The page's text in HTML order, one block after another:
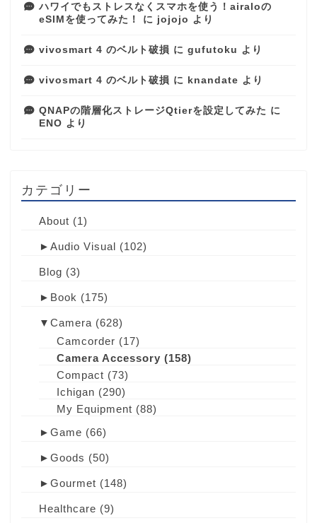
ハワイでもストレスなくスマホを使う！airaloの
eSIMを使ってみた！
に jojojo より
vivosmart 4 のベルト破損 に gufutoku より
vivosmart 4 のベルト破損 に knandate より
QNAPの階層化ストレージQtierを設定してみた に
ENO より
カテゴリー
About (1)
► Audio Visual (102)
Blog (3)
► Book (175)
▼ Camera (628)
Camcorder (17)
Camera Accessory (158)
Compact (73)
Ichigan (290)
My Equipment (88)
► Game (66)
► Goods (50)
► Gourmet (148)
Healthcare (9)